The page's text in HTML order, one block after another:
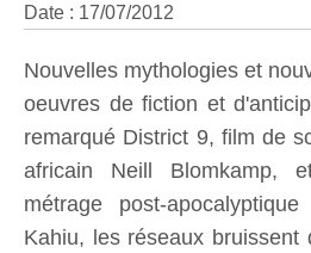
Date : 17/07/2012
Nouvelles mythologies et
oeuvres de fiction et
remarqué District 9, film de
africain Neill Blomkamp,
métrage post-
Kahiu, les réseaux bruissent